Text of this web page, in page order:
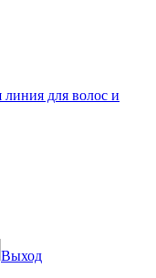
Выход